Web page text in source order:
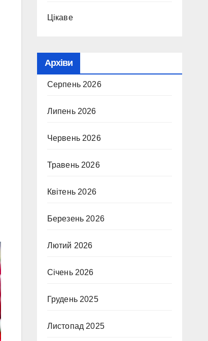
Цікаве
Архіви
Серпень 2026
Липень 2026
Червень 2026
Травень 2026
Квітень 2026
Березень 2026
Лютий 2026
Січень 2026
Грудень 2025
Листопад 2025